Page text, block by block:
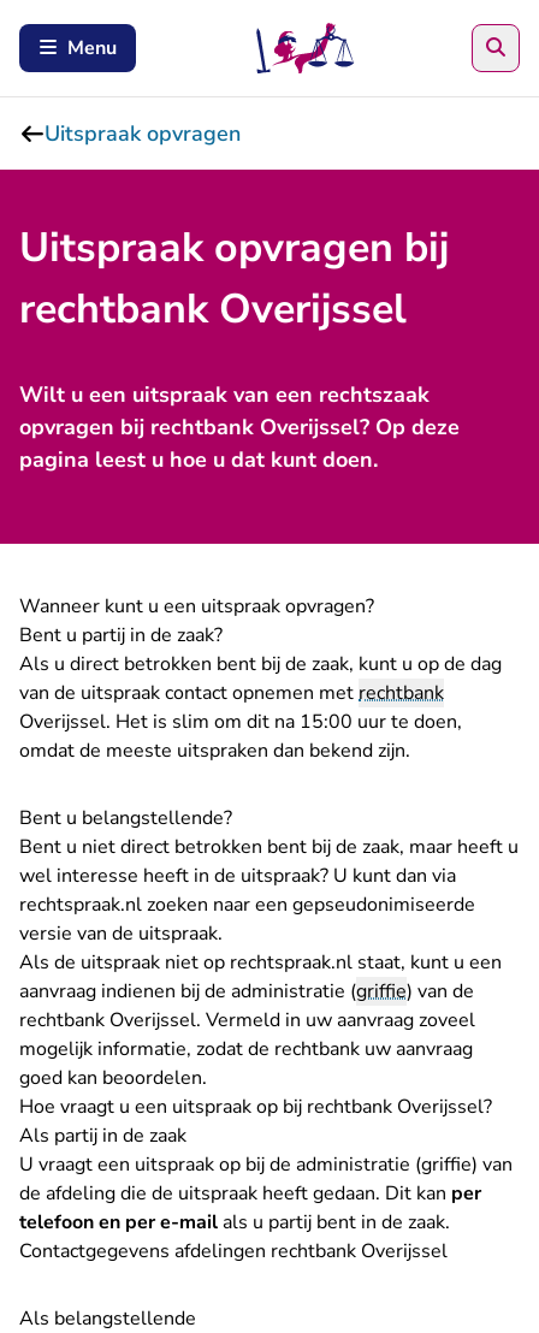
Menu
Uitspraak opvragen
Uitspraak opvragen bij
rechtbank Overijssel
Wilt u een uitspraak van een rechtszaak
opvragen bij rechtbank Overijssel? Op deze
pagina leest u hoe u dat kunt doen.
Wanneer kunt u een uitspraak opvragen?
Bent u partij in de zaak?
Als u direct betrokken bent bij de zaak, kunt u op de dag
van de uitspraak contact opnemen metrechtbank
Overijssel. Het is slim om dit na 15:00 uur te doen,
omdat de meeste uitspraken dan bekend zijn.
Bent u belangstellende?
Bent u niet direct betrokken bent bij de zaak, maar heeft u
wel interesse heeft in de uitspraak? U kunt dan via
rechtspraak.nl zoeken naar een gepseudonimiseerde
versie van de uitspraak.
Als de uitspraak niet op rechtspraak.nl staat, kunt u een
aanvraag indienen bij de administratie (griffie) van de
rechtbank Overijssel. Vermeld in uw aanvraag zoveel
mogelijk informatie, zodat de rechtbank uw aanvraag
goed kan beoordelen.
Hoe vraagt u een uitspraak op bij rechtbank Overijssel?
Als partij in de zaak
U vraagt een uitspraak op bij de administratie (griffie) van
de afdeling die de uitspraak heeft gedaan. Dit kan per
telefoon en per e-mailals u partij bent in de zaak.
Contactgegevens afdelingen rechtbank Overijssel
Als belangstellende